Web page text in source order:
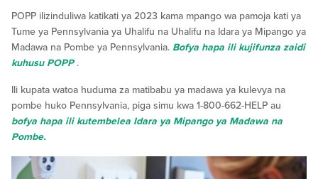
POPP ilizinduliwa katikati ya 2023 kama mpango wa pamoja kati ya
Tume ya Pennsylvania ya Uhalifu na Uhalifu na Idara ya Mipango ya
Madawa na Pombe ya Pennsylvania. Bofya hapa ili kujifunza zaidi
kuhusu POPP.
Ili kupata watoa huduma za matibabu ya madawa ya kulevya na
pombe huko Pennsylvania, piga simu kwa 1-800-662-HELP au
bofya hapa ili kutembelea Idara ya Mipango ya Madawa na
Pombe.